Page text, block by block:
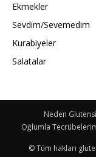
Ekmekler
Sevdim/Sevemedim
Kurabiyeler
Salatalar
Neden
Oğlumla
© Tüm hakları